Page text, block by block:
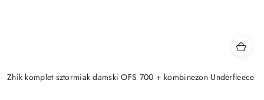
Zhik komplet sztormiak damski OFS 700 + kombinezon Underfleece